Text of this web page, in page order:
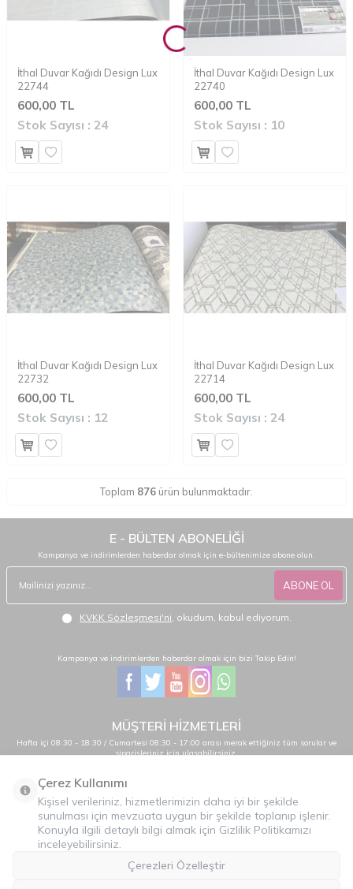
İthal Duvar Kağıdı Design Lux
22744
600,00 TL
Stok Sayısı : 24
İthal Duvar Kağıdı Design Lux
22740
600,00 TL
Stok Sayısı : 10
İthal Duvar Kağıdı Design Lux
22732
600,00 TL
Stok Sayısı : 12
İthal Duvar Kağıdı Design Lux
22714
600,00 TL
Stok Sayısı : 24
Toplam 876 ürün bulunmaktadır.
E - BÜLTEN ABONELİĞİ
Kampanya ve indirimlerden haberdar olmak için e-bültenimize abone olun.
ABONE OL
KVKK Sözleşmesi'ni, okudum, kabul ediyorum.
Kampanya ve indirimlerden haberdar olmak için bizi Takip Edin!
MÜŞTERİ HİZMETLERİ
Hafta içi 08:30 - 18:30 / Cumartesi 08:30 - 17:00 arası merak ettiğiniz tüm sorular ve
siparişleriniz için ulaşabilirsiniz.
0232 484 38 44 - 0533 330 88 95
Önemli Bilgiler
Hızlı Erişim
Çerez Kullanımı
Kişisel verileriniz, hizmetlerimizin daha iyi bir şekilde
sunulması için mevzuata uygun bir şekilde toplanıp işlenir.
Konuyla ilgili detaylı bilgi almak için Gizlilik Politikamızı
inceleyebilirsiniz.
Çerezleri Özelleştir